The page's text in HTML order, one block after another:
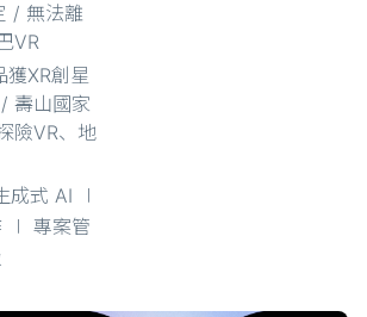
/ 無法離
VR
獲XR創星
壽山國家
險VR、地
成式 AI ∣
∣ 專案管